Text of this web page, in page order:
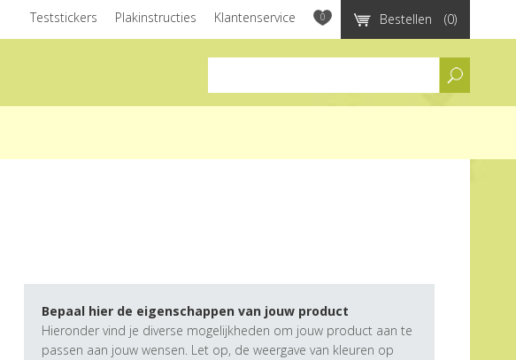
Bestellen (0)
Teststickers Plakinstructies Klantenservice 0
Bepaal hier de eigenschappen van jouw product
Hieronder vind je diverse mogelijkheden om jouw product aan te
passen aan jouw wensen. Let op, de weergave van kleuren op